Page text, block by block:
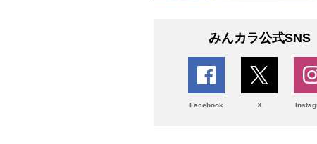
みんカラ公式SNS
Facebook X